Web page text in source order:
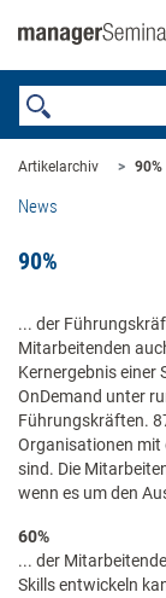
Artikelarchiv 90%
News
90%
​... der
Mitarbeitenden
Kernergebnis einer
OnDemand unter
Führungskräften.
Organisationen
sind. Die
wenn es um den
60%
... der
Skills entwickeln